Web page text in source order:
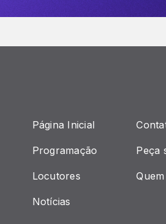
Página Inicial
Programação
Locutores
Notícias
Peça